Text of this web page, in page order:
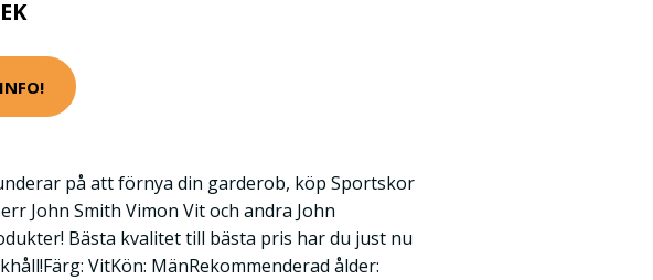
på att förnya din garderob, köp Sportskor
John Smith Vimon Vit och andra John
Bästa kvalitet till bästa pris har du just nu
VitKön: MänRekommenderad ålder: